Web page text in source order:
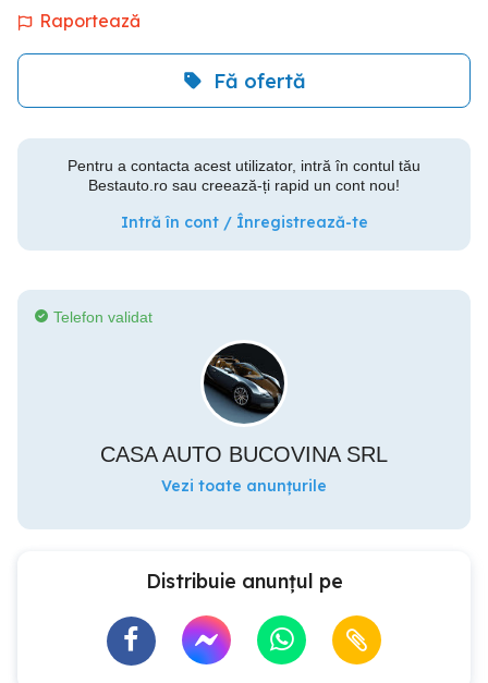
Raportează
Fă ofertă
Pentru a contacta acest utilizator, intră în contul tău
Bestauto.ro sau creează-ți rapid un cont nou!
Intră în cont / Înregistrează-te
Telefon validat
CASA AUTO BUCOVINA SRL
Vezi toate anunțurile
Distribuie anunțul pe